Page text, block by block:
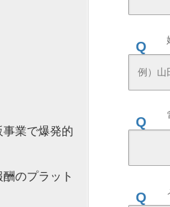
業で爆発的
のプラット